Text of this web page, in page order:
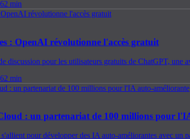
2 min
: OpenAI révolutionne l'accès gratuit
discussion pour les utilisateurs gratuits de ChatGPT, une
2 min
: un partenariat de 100 millions pour
pour développer des IA auto-améliorantes avec un